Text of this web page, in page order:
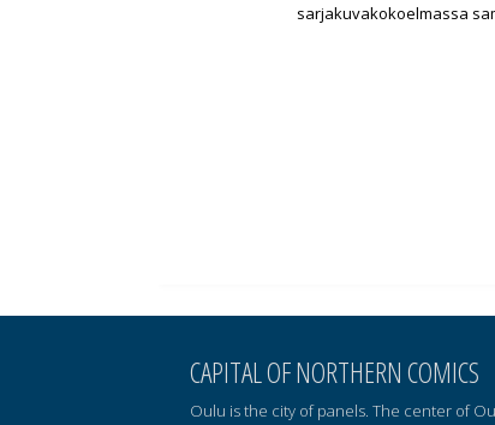
sarjakuvakokoelmassa
CAPITAL OF NORTHERN COMICS
Oulu is the city of panels. The center of